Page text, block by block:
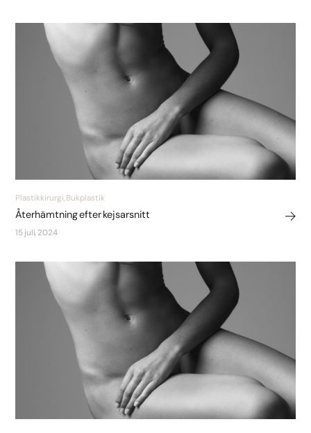
Plastikkirurgi, Bukplastik
Återhämtning efter kejsarsnitt
15 juli, 2024